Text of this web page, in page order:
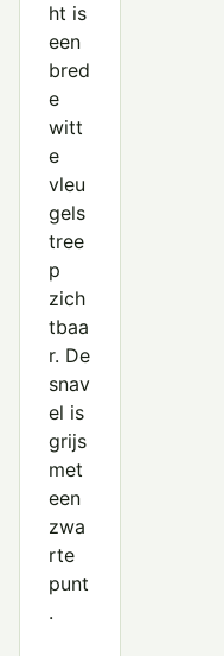
ht is
een
bred
e
witt
e
vleu
gels
tree
p
zich
tbaa
r. De
snav
el is
grijs
met
een
zwa
rte
punt
.